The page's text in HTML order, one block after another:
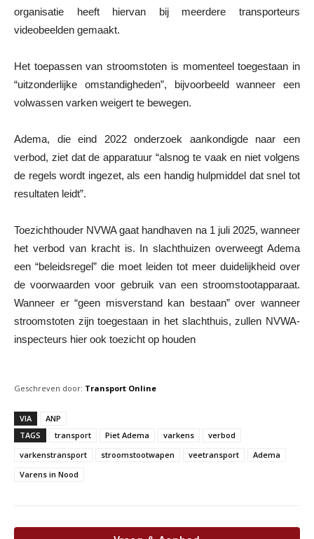
organisatie heeft hiervan bij meerdere transporteurs
videobeelden gemaakt.
Het toepassen van stroomstoten is momenteel toegestaan in
“uitzonderlijke omstandigheden”, bijvoorbeeld wanneer een
volwassen varken weigert te bewegen.
Adema, die eind 2022 onderzoek aankondigde naar een
verbod, ziet dat de apparatuur “alsnog te vaak en niet volgens
de regels wordt ingezet, als een handig hulpmiddel dat snel tot
resultaten leidt”.
Toezichthouder NVWA gaat handhaven na 1 juli 2025, wanneer
het verbod van kracht is. In slachthuizen overweegt Adema
een “beleidsregel” die moet leiden tot meer duidelijkheid over
de voorwaarden voor gebruik van een stroomstootapparaat.
Wanneer er “geen misverstand kan bestaan” over wanneer
stroomstoten zijn toegestaan in het slachthuis, zullen NVWA-
inspecteurs hier ook toezicht op houden
Geschreven door: Transport Online
VIA
ANP
TAGS
transport Piet Adema varkens
verbod
varkenstransport
stroomstootwapen veetransport
Adema
Varens in Nood